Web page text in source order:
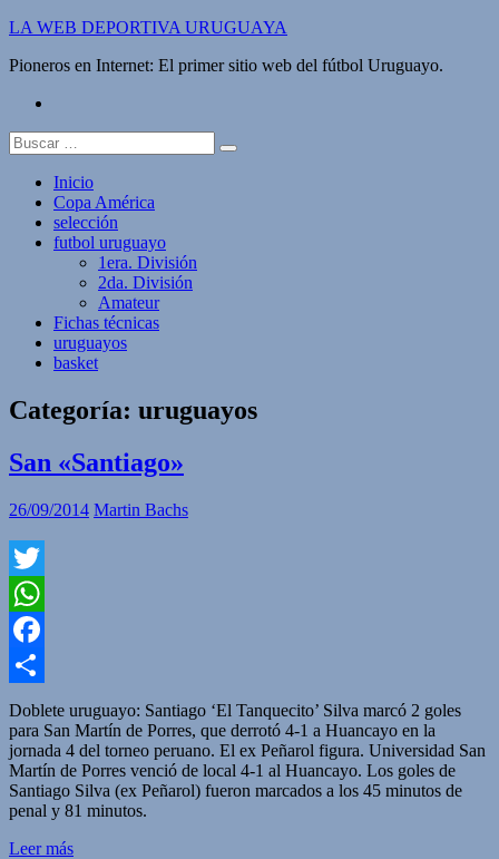
Saltar
contenido
LA WEB DEPORTIVA URUGUAYA
Pioneros en Internet: El primer sitio web del fútbol Uruguayo.
Buscar:
Inicio
Copa América
selección
futbol uruguayo
1era. División
2da. División
Amateur
Fichas técnicas
uruguayos
basket
Categoría: uruguayos
San «Santiago»
26/09/2014 Martin Bachs
Twitter
WhatsApp
Facebook
Compartir
Doblete uruguayo: Santiago ‘El Tanquecito’ Silva marcó 2 goles
para San Martín de Porres, que derrotó 4-1 a Huancayo en la
jornada 4 del torneo peruano. El ex Peñarol figura. Universidad San
Martín de Porres venció de local 4-1 al Huancayo. Los goles de
Santiago Silva (ex Peñarol) fueron marcados a los 45 minutos de
penal y 81 minutos.
Leer más